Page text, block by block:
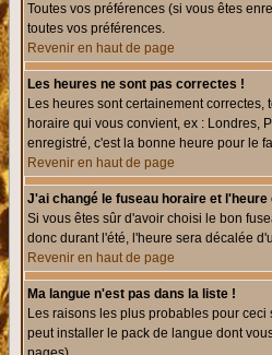
Toutes vos préférences (si vous êtes
toutes vos préférences.
Revenir en haut de page
Les heures ne sont pas correctes !
Les heures sont certainement
horaire qui vous convient, ex : Londres,
enregistré, c'est la bonne heure pour le
Revenir en haut de page
J'ai changé le fuseau horaire et
Si vous êtes sûr d'avoir choisi le bon
donc durant l'été, l'heure sera décalée
Revenir en haut de page
Ma langue n'est pas dans la liste !
Les raisons les plus probables pour
peut installer le pack de langue dont